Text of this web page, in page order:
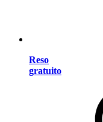
Reso
gratuito